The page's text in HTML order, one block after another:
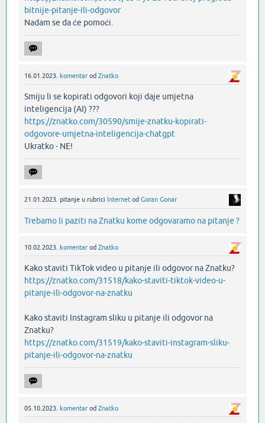
bitnije-pitanje-ili-odgovor
Nadam se da će pomoći.‌
16.01.2023. komentar od Znatko
Smiju li se kopirati odgovori koji daje umjetna
inteligencija (AI) ???
https://znatko.com/30590/smije-znatku-kopirati-
odgovore-umjetna-inteligencija-chatgpt
Ukratko - NE!‌
21.01.2023. pitanje u rubrici Internet od Goran Gonar
Trebamo li paziti na Znatku kome odgovaramo na pitanje ?
10.02.2023. komentar od Znatko
Kako staviti TikTok video u pitanje ili odgovor na Znatku?
https://znatko.com/31518/kako-staviti-tiktok-video-u-
pitanje-ili-odgovor-na-znatku
Kako staviti Instagram sliku u pitanje ili odgovor na
Znatku?
https://znatko.com/31519/kako-staviti-instagram-sliku-
pitanje-ili-odgovor-na-znatku
05.10.2023. komentar od Znatko